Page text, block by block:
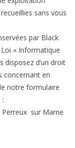
sans vous
par Black
« Informatique
disposez d’un droit
concernant en
notre formulaire
:
Perreux sur Marne